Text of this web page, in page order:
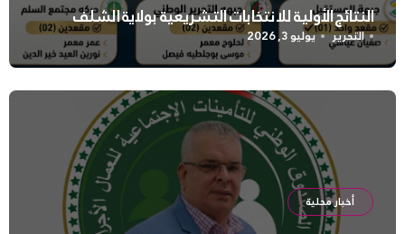
النتائج الأولية للانتخابات التشريعية بولاية الشلف
التحرير يوليو 3, 2026
أخبار محلية